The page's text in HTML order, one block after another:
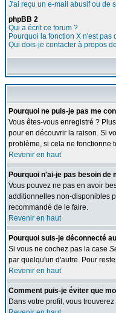
J'ai reçu un e-mail abusif ou de
phpBB 2
Qui a écrit ce forum ?
Pourquoi la fonction X n'est pas
Qui dois-je contacter à propos
Pourquoi ne puis-je pas me
Vous êtes-vous enregistré ?
pour en découvrir la raison. Si
problème, si cela ne fonctionne
Revenir en haut
Pourquoi n'ai-je pas besoin de
Vous pouvez ne pas en avoir
additionnelles non-disponibles
recommandé de le faire.
Revenir en haut
Pourquoi suis-je déconnecté
Si vous ne cochez pas la case
par quelqu'un d'autre. Pour
Revenir en haut
Comment puis-je éviter que
Dans votre profil, vous